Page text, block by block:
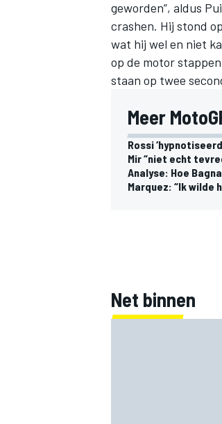
geworden”, aldus
crashen. Hij stond
wat hij wel en niet
op de motor
staan op twee
Meer
Rossi
Mir “niet echt
Analyse: Hoe
Marquez: “Ik wilde
Net binnen